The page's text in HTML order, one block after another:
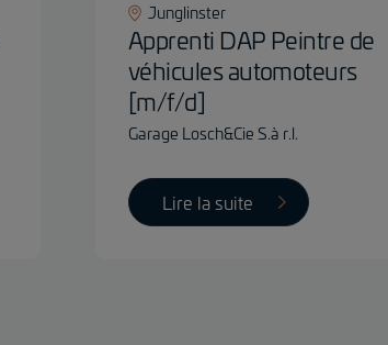
Junglinster
Apprenti DAP Peintre de
véhicules automoteurs
[m/f/d]
Garage Losch&Cie S.à r.l.
Lire la suite